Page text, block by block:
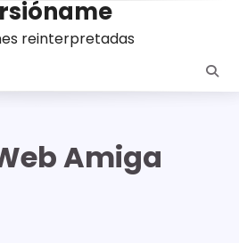
reinterpretadas
Amiga